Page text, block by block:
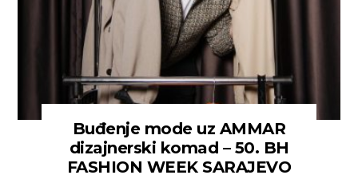
Buđenje mode uz AMMAR
dizajnerski komad – 50. BH
FASHION WEEK SARAJEVO